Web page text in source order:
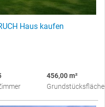
Haus kaufen
456,00 m²
Grundstücksfläche